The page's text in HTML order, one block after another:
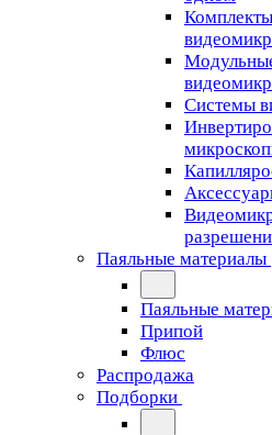
Cистемы
Паяльные материалы
Паяльные
Припой
Флюс
Распродажа
Подборки